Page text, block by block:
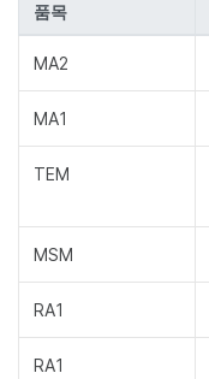
품목
MA2
MA1
TEM
MSM
RA1
RA1